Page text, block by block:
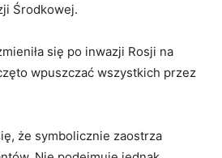
Środkowej.
się po inwazji Rosji na
wpuszczać wszystkich przez
że symbolicznie zaostrza